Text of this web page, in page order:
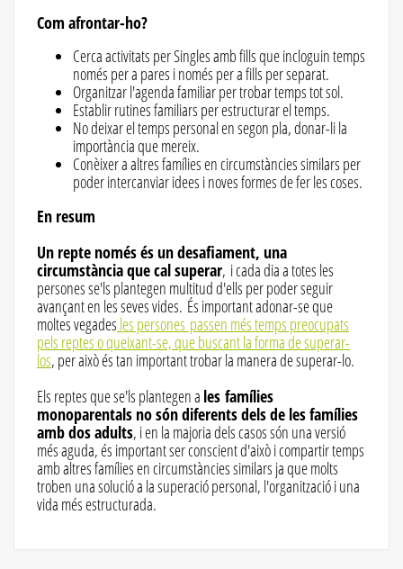
Com afrontar-ho?
Cerca activitats per Singles amb fills que incloguin temps
només per a pares i només per a fills per separat.
Organitzar l'agenda familiar per trobar temps tot sol.
Establir rutines familiars per estructurar el temps.
No deixar el temps personal en segon pla, donar-li la
importància que mereix.
Conèixer a altres famílies en circumstàncies similars per
poder intercanviar idees i noves formes de fer les coses.
En resum
Un repte només és un desafiament, una
circumstància que cal superar, i cada dia a totes les
persones se'ls plantegen multitud d'ells per poder seguir
avançant en les seves vides. És important adonar-se que
moltes vegades les persones passen més temps preocupats
pels reptes o queixant-se, que buscant la forma de superar-
los, per això és tan important trobar la manera de superar-lo.
Els reptes que se'ls plantegen a les famílies
monoparentals no són diferents dels de les famílies
amb dos adults, i en la majoria dels casos són una versió
més aguda, és important ser conscient d'això i compartir temps
amb altres famílies en circumstàncies similars ja que molts
troben una solució a la superació personal, l'organització i una
vida més estructurada.